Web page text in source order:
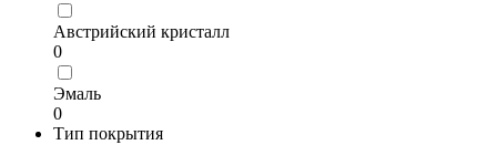
Австрийский кристалл
0
Эмаль
0
Тип покрытия